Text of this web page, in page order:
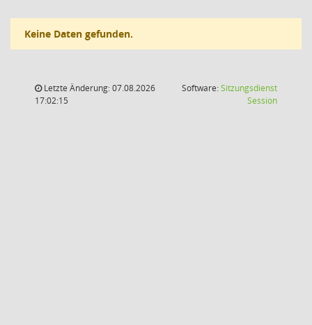
Keine Daten gefunden.
Letzte Änderung: 07.08.2026
17:02:15
Software:Sitzungsdienst
Session(Wird in